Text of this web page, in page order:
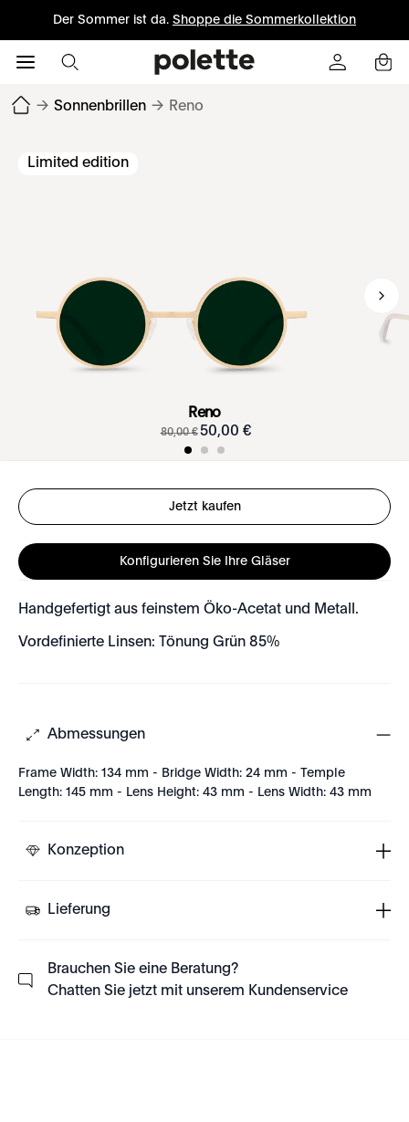
Der Sommer ist da. Shoppe die Sommerkollektion
→ Sonnenbrillen → Reno
Limited edition
Reno
80,00 € 50,00 €
Jetzt kaufen
Konfigurieren Sie Ihre Gläser
Handgefertigt aus feinstem Öko-Acetat und Metall.
Vordefinierte Linsen: Tönung Grün 85%
Abmessungen
Frame Width: 134 mm - Bridge Width: 24 mm - Temple
Length: 145 mm - Lens Height: 43 mm - Lens Width: 43 mm
Konzeption
Lieferung
Brauchen Sie eine Beratung?
Chatten Sie jetzt mit unserem Kundenservice